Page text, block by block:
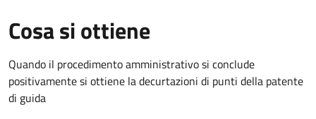
Cosa si ottiene
Quando il procedimento amministrativo si conclude
positivamente si ottiene la decurtazioni di punti della patente
di guida